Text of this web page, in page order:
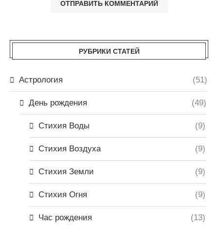
РУБРИКИ СТАТЕЙ
Астрология (51)
День рождения (49)
Стихия Воды (9)
Стихия Воздуха (9)
Стихия Земли (9)
Стихия Огня (9)
Час рождения (13)